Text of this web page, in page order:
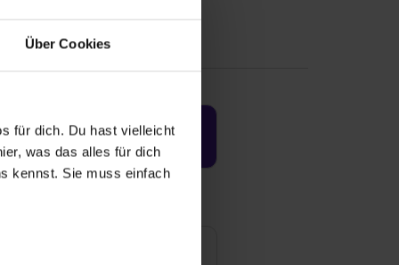
Über Cookies
für dich. Du hast vielleicht
was das alles für dich
kennst. Sie muss einfach
Jetzt aktivieren